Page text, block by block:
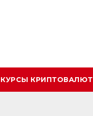
КУРСЫ КРИПТОВАЛЮТ